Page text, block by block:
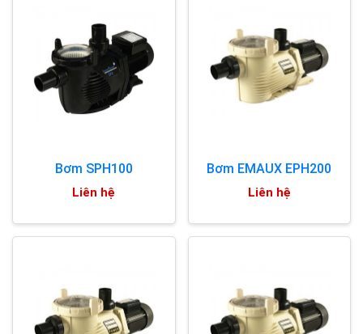
Bơm SPH100
Liên hệ
Bơm EMAUX EPH200
Liên hệ